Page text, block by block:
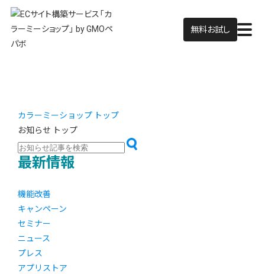
無料お試し
カラーミーショップ トップ
お知らせ トップ
最新情報
機能改善
キャンペーン
セミナー
ニュース
プレス
アプリストア